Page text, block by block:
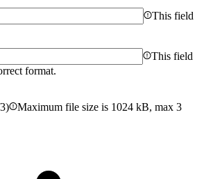
This field
This field
format.
Maximum file size is 1024 kB, max 3